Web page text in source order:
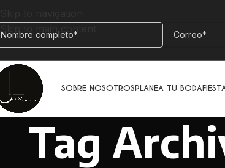
Skip to main content
SOBRE NOSOTROSPLANEA TU BODA
Tag